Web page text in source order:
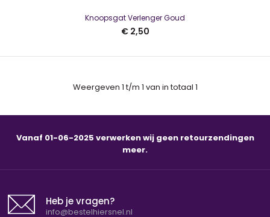
Knoopsgat Verlenger Goud
€ 2,50
Knoopsgat Verlenger Goud
€ 2,50
Weergeven 1 t/m 1 van in totaal 1
Vanaf 01-06-2025 verwerken wij geen retourzendingen
meer.
Heb je vragen?
info@bestelhiersnel.nl